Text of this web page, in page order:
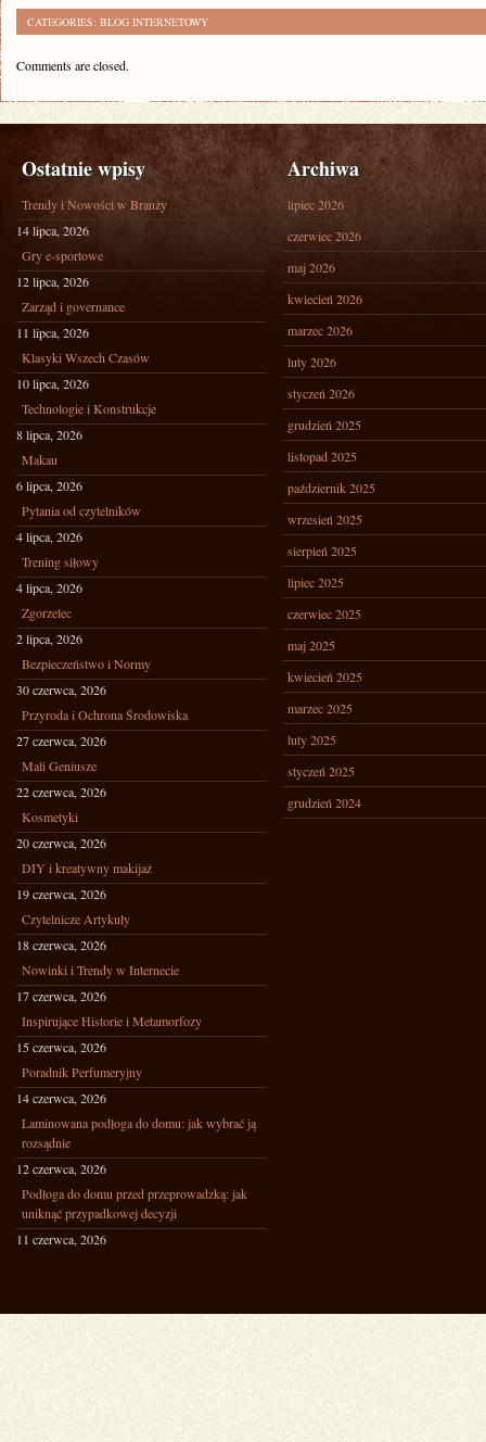
CATEGORIES: BLOG INTERNETOWY
Comments are closed.
Ostatnie wpisy
Trendy i Nowości w Branży
14 lipca, 2026
Gry e-sportowe
12 lipca, 2026
Zarząd i governance
11 lipca, 2026
Klasyki Wszech Czasów
10 lipca, 2026
Technologie i Konstrukcje
8 lipca, 2026
Makau
6 lipca, 2026
Pytania od czytelników
4 lipca, 2026
Trening siłowy
4 lipca, 2026
Zgorzelec
2 lipca, 2026
Bezpieczeństwo i Normy
30 czerwca, 2026
Przyroda i Ochrona Środowiska
27 czerwca, 2026
Mali Geniusze
22 czerwca, 2026
Kosmetyki
20 czerwca, 2026
DIY i kreatywny makijaż
19 czerwca, 2026
Czytelnicze Artykuły
18 czerwca, 2026
Nowinki i Trendy w Internecie
17 czerwca, 2026
Inspirujące Historie i Metamorfozy
15 czerwca, 2026
Poradnik Perfumeryjny
14 czerwca, 2026
Laminowana podłoga do domu: jak wybrać ją
rozsądnie
12 czerwca, 2026
Podłoga do domu przed przeprowadzką: jak
uniknąć przypadkowej decyzji
11 czerwca, 2026
Archiwa
lipiec 2026
czerwiec 2026
maj 2026
kwiecień 2026
marzec 2026
luty 2026
styczeń 2026
grudzień 2025
listopad 2025
październik 2025
wrzesień 2025
sierpień 2025
lipiec 2025
czerwiec 2025
maj 2025
kwiecień 2025
marzec 2025
luty 2025
styczeń 2025
grudzień 2024